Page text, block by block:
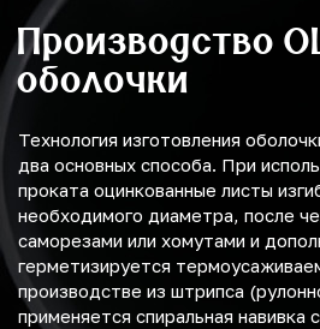
Производство
оболочки
Технология изготовления
два основных способа. При
проката оцинкованные листы
необходимого диаметра, после
саморезами или хомутами и
герметизируется
производстве из штрипса
применяется спиральная навивка